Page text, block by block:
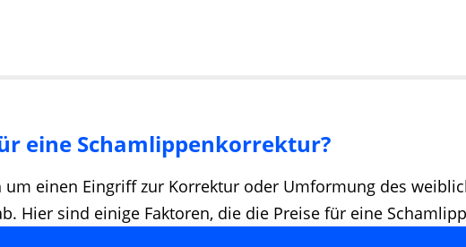
eine Schamlippenkorrektur?
einen Eingriff zur Korrektur oder Umformung des
Hier sind einige Faktoren, die die Preise für eine